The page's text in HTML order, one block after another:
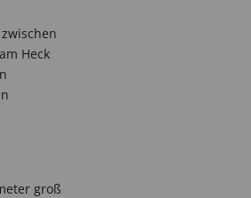
Heck
groß